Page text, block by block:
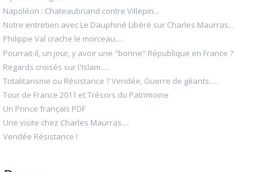
Napoléon : Chateaubriand contre Villepin...
Notre entretien avec Le Dauphiné Libéré sur Charles Maurras...
Philippe Val crache le morceau.....
Pourrait-il, un jour, y avoir une "bonne" République en France ?
Regards croisés sur l'Islam.....
Totalitarisme ou Résistance ? Vendée, Guerre de géants.....
Tour de France 2011 et Trésors du Patrimoine
Un Prince français PDF
Une visite chez Charles Maurras....
Vendée Résistance !